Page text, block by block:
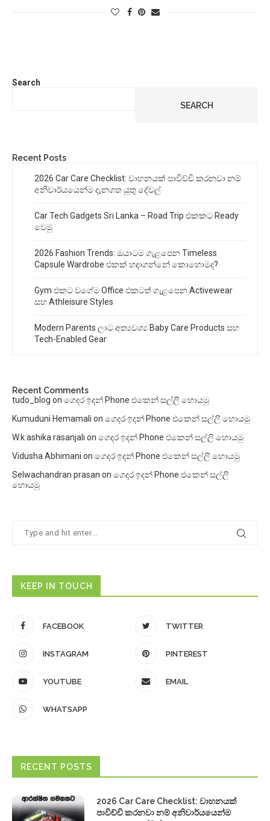
Search
SEARCH
Recent Posts
2026 Car Care Checklist: වාහනයක් පාවිච්චි කරනවා නම්
අනිවාර්යයෙන්ම දැනගත යුතු දේවල්
Car Tech Gadgets Sri Lanka – Road Trip එකකට Ready
වෙමු
2026 Fashion Trends: ඔයාටම ගැළපෙන Timeless
Capsule Wardrobe එකක් හදාගන්නේ කොහොමද?
Gym එකට වගේම Office එකටත් ගැළපෙන Activewear
සහ Athleisure Styles
Modern Parents ලාට අත්‍යවශ්‍ය Baby Care Products සහ
Tech-Enabled Gear
Recent Comments
tudo_blog on ගෙදර ඉදන් Phone එකෙන් සල්ලි හොයමු
Kumuduni Hemamali on ගෙදර ඉදන් Phone එකෙන් සල්ලි හොයමු
W.k.ashika rasanjali on ගෙදර ඉදන් Phone එකෙන් සල්ලි හොයමු
Vidusha Abhimani on ගෙදර ඉදන් Phone එකෙන් සල්ලි හොයමු
Selwachandran prasan on ගෙදර ඉදන් Phone එකෙන් සල්ලි
හොයමු
KEEP IN TOUCH
FACEBOOK TWITTER
INSTAGRAM PINTEREST
YOUTUBE EMAIL
WHATSAPP
RECENT POSTS
2026 Car Care Checklist: වාහනයක්
පාවිච්චි කරනවා නම් අනිවාර්යයෙන්ම